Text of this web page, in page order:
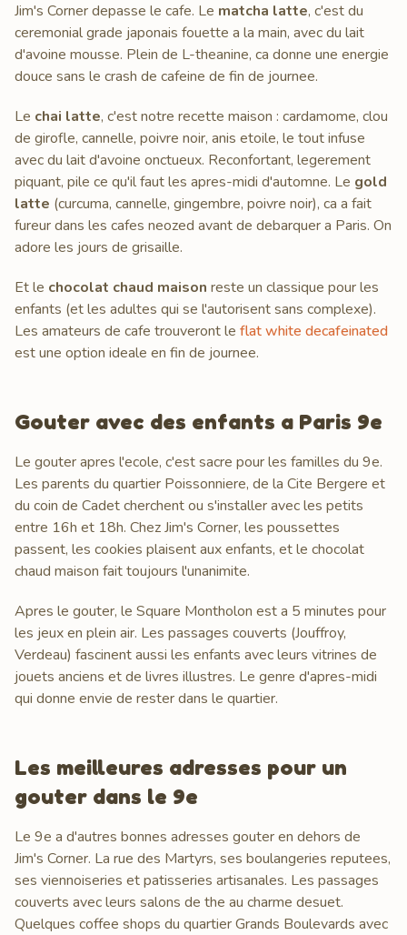
Jim's Corner depasse le cafe. Le matcha latte, c'est du
ceremonial grade japonais fouette a la main, avec du lait
d'avoine mousse. Plein de L-theanine, ca donne une energie
douce sans le crash de cafeine de fin de journee.
Le chai latte, c'est notre recette maison : cardamome, clou
de girofle, cannelle, poivre noir, anis etoile, le tout infuse
avec du lait d'avoine onctueux. Reconfortant, legerement
piquant, pile ce qu'il faut les apres-midi d'automne. Le gold
latte (curcuma, cannelle, gingembre, poivre noir), ca a fait
fureur dans les cafes neozed avant de debarquer a Paris. On
adore les jours de grisaille.
Et le chocolat chaud maison reste un classique pour les
enfants (et les adultes qui se l'autorisent sans complexe).
Les amateurs de cafe trouveront le flat white decafeinated
est une option ideale en fin de journee.
Gouter avec des enfants a Paris 9e
Le gouter apres l'ecole, c'est sacre pour les familles du 9e.
Les parents du quartier Poissonniere, de la Cite Bergere et
du coin de Cadet cherchent ou s'installer avec les petits
entre 16h et 18h. Chez Jim's Corner, les poussettes
passent, les cookies plaisent aux enfants, et le chocolat
chaud maison fait toujours l'unanimite.
Apres le gouter, le Square Montholon est a 5 minutes pour
les jeux en plein air. Les passages couverts (Jouffroy,
Verdeau) fascinent aussi les enfants avec leurs vitrines de
jouets anciens et de livres illustres. Le genre d'apres-midi
qui donne envie de rester dans le quartier.
Les meilleures adresses pour un
gouter dans le 9e
Le 9e a d'autres bonnes adresses gouter en dehors de
Jim's Corner. La rue des Martyrs, ses boulangeries reputees,
ses viennoiseries et patisseries artisanales. Les passages
couverts avec leurs salons de the au charme desuet.
Quelques coffee shops du quartier Grands Boulevards avec